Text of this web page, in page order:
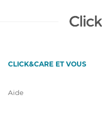
CLICK&CARE ET VOUS
Aide